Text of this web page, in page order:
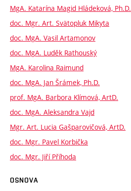
MgA. Katarína Magid Hládeková, Ph.D.
doc. Mgr. Art. Svätopluk Mikyta
doc. MgA. Vasil Artamonov
doc. MgA. Luděk Rathouský
MgA. Karolina Raimund
doc. MgA. Jan Šrámek, Ph.D.
prof. MgA. Barbora Klímová, ArtD.
doc. MgA. Aleksandra Vajd
Mgr. Art. Lucia Gašparovičová, ArtD.
doc. Mgr. Pavel Korbička
doc. Mgr. Jiří Příhoda
OSNOVA